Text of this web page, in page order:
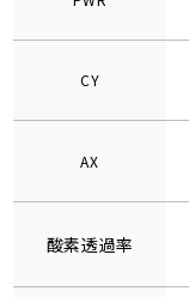
CY
AX
酸素透過率